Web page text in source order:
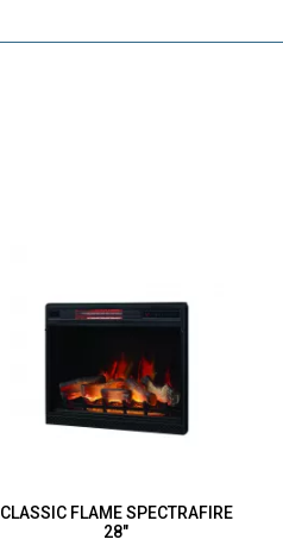
CLASSIC FLAME SPECTRAFIRE
28"